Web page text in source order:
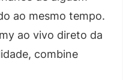
ao mesmo tempo.
ao vivo direto da
combine